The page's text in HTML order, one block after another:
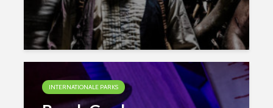
INTERNATIONALE PARKS